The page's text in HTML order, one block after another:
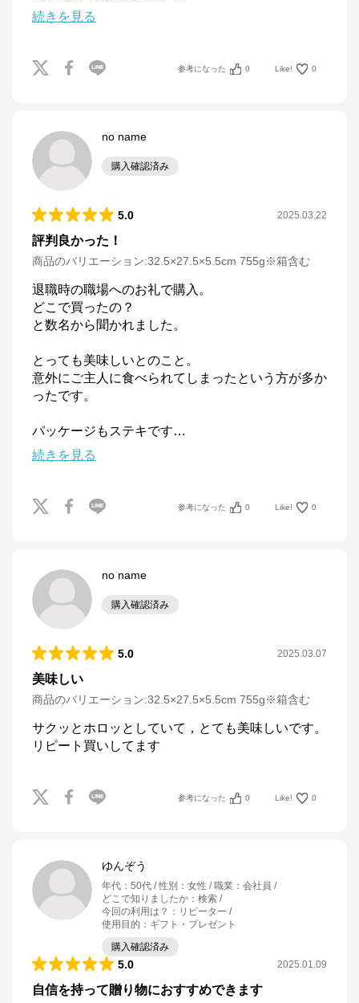
続きを見る
参考になった 0 Like! 0
no name
購入確認済み
5.0 2025.03.22
評判良かった！
商品のバリエーション:32.5×27.5×5.5cm 755g※箱含む
退職時の職場へのお礼で購入。
どこで買ったの？
と数名から聞かれました。
とっても美味しいとのこと。
意外にご主人に食べられてしまったという方が多か
ったです。
パッケージもステキです…
続きを見る
参考になった 0 Like! 0
no name
購入確認済み
5.0 2025.03.07
美味しい
商品のバリエーション:32.5×27.5×5.5cm 755g※箱含む
サクッとホロッとしていて，とても美味しいです。
リピート買いしてます
参考になった 0 Like! 0
ゆんぞう
年代 ： 50代 性別 ： 女性 職業 ： 会社員
どこで知りましたか ： 検索
今回の利用は？ ： リピーター
使用目的 ： ギフト・プレゼント
購入確認済み
5.0 2025.01.09
自信を持って贈り物におすすめできます